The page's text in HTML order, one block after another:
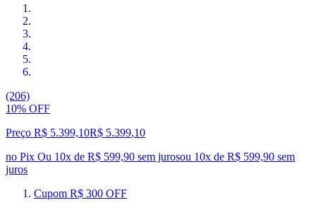
(206)
10% OFF
Preço R$ 5.399,10R$ 5.399,10
no Pix Ou 10x de R$ 599,90 sem jurosou 10x de R$ 599,90 sem
juros
Cupom R$ 300 OFF